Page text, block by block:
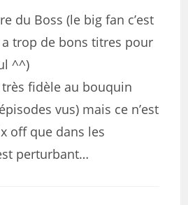
du Boss (le big fan c’est
trop de bons titres pour
^^)
très fidèle au bouquin
vus) mais ce n’est
off que dans les
perturbant…